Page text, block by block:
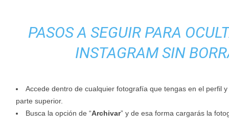
PASOS A SEGUIR PARA
INSTAGRAM SIN
Accede dentro de cualquier fotografía que tengas en el perfil
parte superior.
Busca la opción de “Archivar” y de esa forma cargarás la